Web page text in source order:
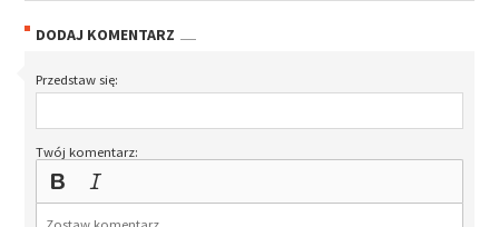
DODAJ KOMENTARZ
Przedstaw się:
Twój komentarz: